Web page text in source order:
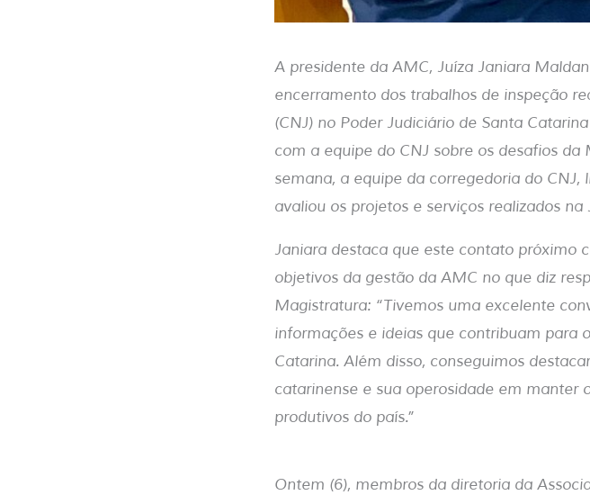
A presidente da AMC, Juíza Janiara
encerramento dos trabalhos de inspeção
(CNJ) no Poder Judiciário de Santa
com a equipe do CNJ sobre os desafios
semana, a equipe da corregedoria do
avaliou os projetos e serviços realizados na
Janiara destaca que este contato próximo
objetivos da gestão da AMC no que diz
Magistratura: “Tivemos uma excelente
informações e ideias que contribuam para
Catarina. Além disso, conseguimos
catarinense e sua operosidade em manter
produtivos do país.”
Ontem (6), membros da diretoria da